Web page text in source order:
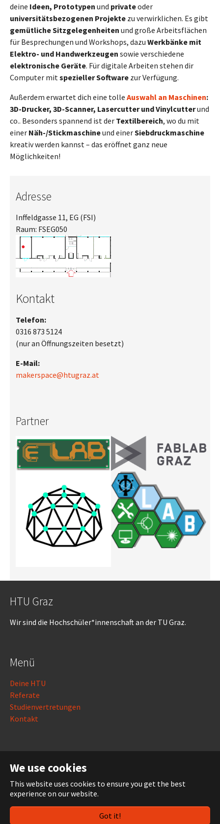
We use cookies
This website uses cookies to ensure you get the best
experience on our website.
Got it!
deine Ideen, Prototypen und privateoder
universitätsbezogenen Projekte zu verwirklichen. Es gibt
gemütliche Sitzgelegenheiten und große Arbeitsflächen
für Besprechungen und Workshops, dazu Werkbänke mit
Elektro- und Handwerkzeugen sowie verschiedene
elektronische Geräte. Für digitale Arbeiten stehen dir
Computer mit spezieller Software zur Verfügung.
Außerdem erwartet dich eine tolle Auswahl an Maschinen:
3D-Drucker, 3D-Scanner, Lasercutter und Vinylcutterund
co.. Besonders spannend ist der Textilbereich, wo du mit
einer Näh-/Stickmaschineund einerSiebdruckmaschine
kreativ werden kannst – das eröffnet ganz neue
Möglichkeiten!
Show larger version
Adresse
Inffeldgasse 11, EG (FSI)
Raum: FSEG050
Kontakt
Telefon:
0316 873 5124
(nur an Öffnungszeiten besetzt)
E-Mail:
makerspace@htugraz.at
Partner
HTU Graz
Wir sind die Hochschüler*innenschaft an der TU Graz.
Menü
Deine HTU
Referate
Studienvertretungen
Kontakt
Impressum
Datenschutz